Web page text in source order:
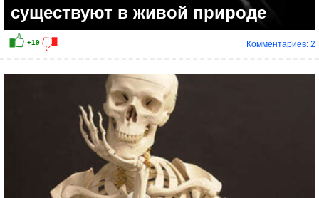
+12
существуют в живой природе
Комментариев: 2